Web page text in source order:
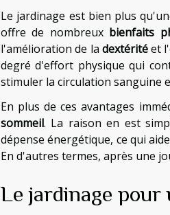
Le jardinage est bien plus
offre de nombreux bienfaits
l'amélioration de la dextéritéet
degré d'effort physique qui
stimuler la circulation sanguine
En plus de ces avantages
sommeil. La raison en est
dépense énergétique, ce qui
En d'autres termes, après une
Le jardinage pour